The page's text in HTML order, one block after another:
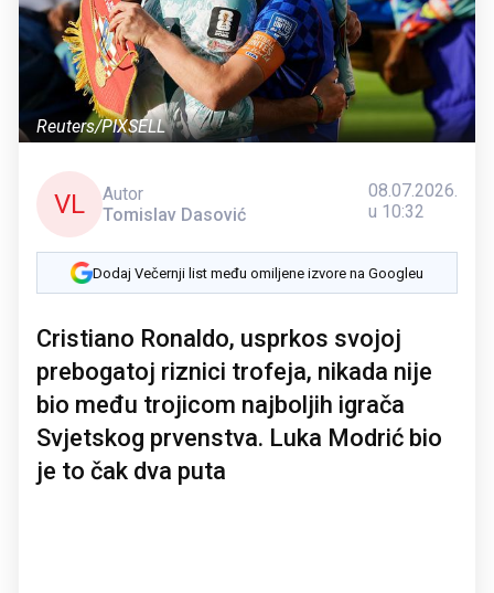
Reuters/PIXSELL
VL
Autor
Tomislav Dasović
08.07.2026.
u 10:32
Dodaj Večernji list među omiljene izvore na Googleu
Cristiano Ronaldo, usprkos svojoj
prebogatoj riznici trofeja, nikada nije
bio među trojicom najboljih igrača
Svjetskog prvenstva. Luka Modrić bio
je to čak dva puta